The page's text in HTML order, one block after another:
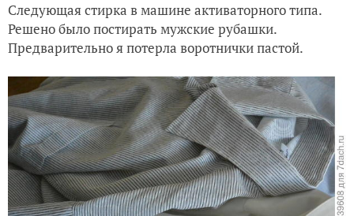
Следующая стирка в машине активаторного типа.
Решено было постирать мужские рубашки.
Предварительно я потерла воротнички пастой.